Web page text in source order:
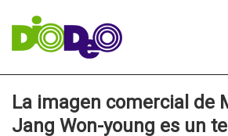
La imagen comercial de
Jang Won-young es un